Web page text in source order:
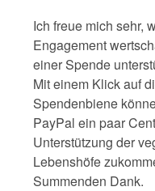
Ich freue mich sehr,
Engagement
einer Spende
Mit einem Klick auf
Spendenbiene
PayPal ein paar
Unterstützung der
Lebenshöfe
Summenden Dank.